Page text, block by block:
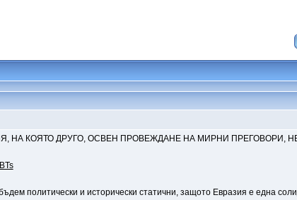
НА КОЯТО ДРУГО, ОСВЕН ПРОВЕЖДАНЕ НА МИРНИ ПРЕГОВОРИ,
политически и исторически статични, защото Евразия е една